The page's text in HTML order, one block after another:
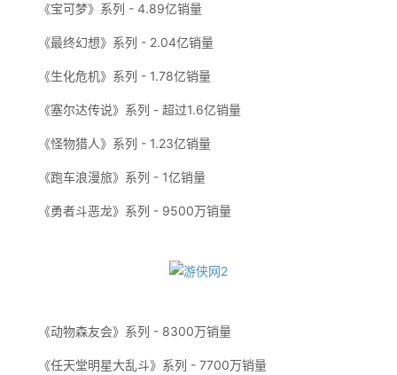
《宝可梦》系列 - 4.89亿销量
《最终幻想》系列 - 2.04亿销量
《生化危机》系列 - 1.78亿销量
《塞尔达传说》系列 - 超过1.6亿销量
《怪物猎人》系列 - 1.23亿销量
《跑车浪漫旅》系列 - 1亿销量
《勇者斗恶龙》系列 - 9500万销量
《动物森友会》系列 - 8300万销量
《任天堂明星大乱斗》系列 - 7700万销量